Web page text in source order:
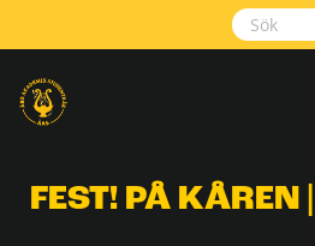
FEST! PÅ KÅREN